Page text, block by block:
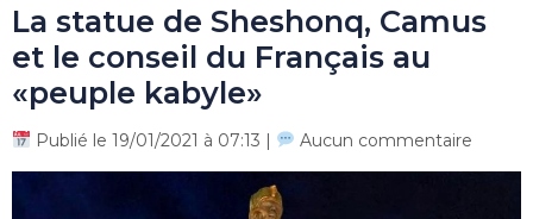
La statue de Sheshonq, Camus
et le conseil du Français au
«peuple kabyle»
Publié le 19/01/2021 à 07:13 | Aucun commentaire